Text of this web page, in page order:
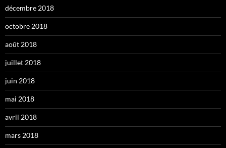
décembre 2018
octobre 2018
août 2018
juillet 2018
juin 2018
mai 2018
avril 2018
mars 2018